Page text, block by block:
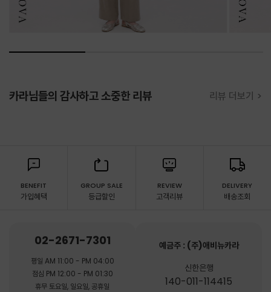
카라님들의 감사하고 소중한 리뷰 리뷰 더보기 >
BENEFIT
가입혜택
GROUP SALE
등급할인
REVIEW
고객리뷰
DELIVERY
배송조회
02-2671-7301
평일 AM 11:00 - PM 04:00
점심 PM 12:00 - PM 01:30
휴무 토요일, 일요일, 공휴일
예금주 : (주)애비뉴카라
신한은행
140-011-114415